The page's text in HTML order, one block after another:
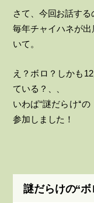
さて、今回お話する
毎年チャイハネが
いて。
え？ボロ？しかも
ている？、、
いわば‘‘謎だらけ‘‘
参加しました！
謎だらけの“ボ